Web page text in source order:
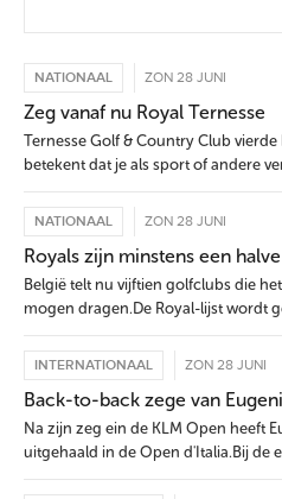
NATIONAAL ZON 28 JUNI
Zeg vanaf nu Royal Ternesse
Ternesse Golf & Country Club
betekent dat je als sport of andere
NATIONAAL ZON 28 JUNI
Royals zijn minstens een
België telt nu vijftien golfclubs die
mogen dragen.De Royal-lijst wordt
INTERNATIONAAL ZON 28 JUNI
Back-to-back zege van
Na zijn zeg ein de KLM Open heeft
uitgehaald in de Open d'Italia.Bij de